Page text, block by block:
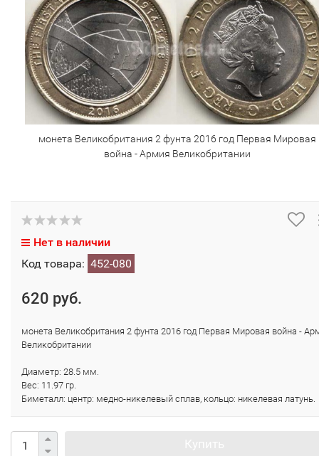
монета Великобритания 2 фунта 2016 год Первая Мировая
война - Армия Великобритании
Нет в наличии
Код товара: 452-080
620 руб.
монета Великобритания 2 фунта 2016 год Первая Мировая война -
Великобритании
Диаметр: 28.5 мм.
Вес: 11.97 гр.
Биметалл: центр: медно-никелевый сплав, кольцо: никелевая латунь.